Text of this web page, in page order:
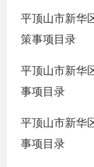
平顶山市新华
策事项目录
平顶山市新华
事项目录
平顶山市新华
事项目录